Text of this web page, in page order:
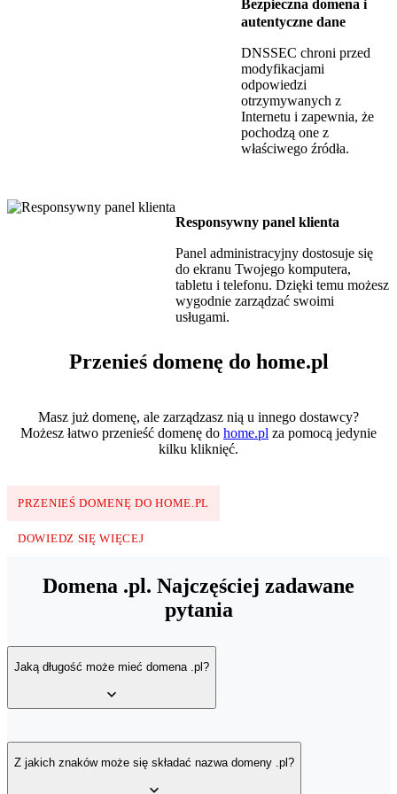
Bezpieczna domena i
autentyczne dane
DNSSEC chroni przed
modyfikacjami
odpowiedzi
otrzymywanych z
Internetu i zapewnia, że
pochodzą one z
właściwego źródła.
Responsywny panel klienta
Panel administracyjny dostosuje się
do ekranu Twojego komputera,
tabletu i telefonu. Dzięki temu możesz
wygodnie zarządzać swoimi
usługami.
Przenieś domenę do home.pl
Masz już domenę, ale zarządzasz nią u innego dostawcy?
Możesz łatwo przenieść domenę do home.pl za pomocą jedynie
kilku kliknięć.
PRZENIEŚ DOMENĘ DO HOME.PL
DOWIEDZ SIĘ WIĘCEJ
Domena .pl. Najczęściej zadawane
pytania
Jaką długość może mieć domena .pl?
Domena z rozszerzeniem .pl - podobnie jak na przykład
com.pl- może zawierać maksymalnie 63 znaki (nie licząc
Z jakich znaków może się składać nazwa domeny .pl?